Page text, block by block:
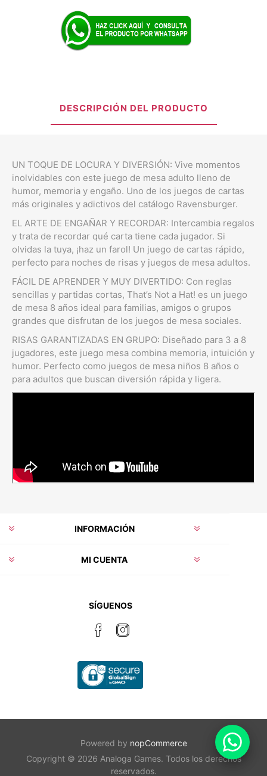
DESCRIPCIÓN DEL PRODUCTO
UN TOQUE DE LOCURA Y DIVERSIÓN: Vive momentos
inolvidables con este juego de mesa adulto lleno de
humor, memoria y engaño. Uno de los juegos de cartas
más originales y adictivos del catálogo Ravensburger.
EL ARTE DE ENGAÑAR Y RECORDAR: Intercambia regalos
y trata de recordar qué carta tiene cada jugador. Si
olvidas la tuya, ¡haz un farol! Un juego de cartas rápido,
perfecto para noches de risas y juegos de mesa adultos.
FÁCIL DE APRENDER Y MUY DIVERTIDO: Con reglas
sencillas y partidas cortas, That’s Not a Hat! es un juego
de mesa 8 años ideal para familias, amigos o grupos
grandes que disfrutan de los juegos de mesa sociales.
RISAS GARANTIZADAS EN GRUPO: Diseñado para 3 a 8
jugadores, este juego mesa combina memoria, intuición y
humor. Perfecto como juegos de mesa niños 8 años o
para adultos que buscan diversión rápida y ligera.
INFORMACIÓN
MI CUENTA
SÍGUENOS
Powered by nopCommerce
Copyright © 2026 Analoga Games. Todos los derechos
reservados.